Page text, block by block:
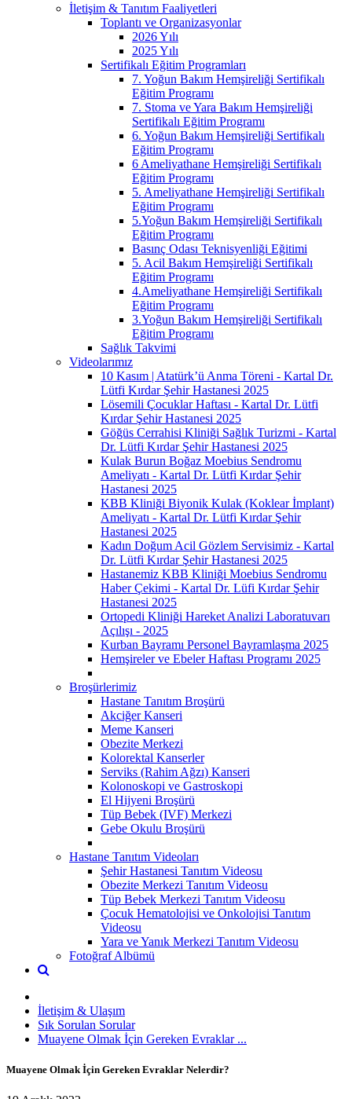
İletişim & Tanıtım Faaliyetleri
Toplantı ve Organizasyonlar
2026 Yılı
2025 Yılı
Sertifikalı Eğitim Programları
7. Yoğun Bakım Hemşireliği Sertifikalı
Eğitim Programı
7. Stoma ve Yara Bakım Hemşireliği
Sertifikalı Eğitim Programı
6. Yoğun Bakım Hemşireliği Sertifikalı
Eğitim Programı
6 Ameliyathane Hemşireliği Sertifikalı
Eğitim Programı
5. Ameliyathane Hemşireliği Sertifikalı
Eğitim Programı
5.Yoğun Bakım Hemşireliği Sertifikalı
Eğitim Programı
Basınç Odası Teknisyenliği Eğitimi
5. Acil Bakım Hemşireliği Sertifikalı
Eğitim Programı
4.Ameliyathane Hemşireliği Sertifikalı
Eğitim Programı
3.Yoğun Bakım Hemşireliği Sertifikalı
Eğitim Programı
Sağlık Takvimi
Videolarımız
10 Kasım | Atatürk’ü Anma Töreni - Kartal Dr.
Lütfi Kırdar Şehir Hastanesi 2025
Lösemili Çocuklar Haftası - Kartal Dr. Lütfi
Kırdar Şehir Hastanesi 2025
Göğüs Cerrahisi Kliniği Sağlık Turizmi - Kartal
Dr. Lütfi Kırdar Şehir Hastanesi 2025
Kulak Burun Boğaz Moebius Sendromu
Ameliyatı - Kartal Dr. Lütfi Kırdar Şehir
Hastanesi 2025
KBB Kliniği Biyonik Kulak (Koklear İmplant)
Ameliyatı - Kartal Dr. Lütfi Kırdar Şehir
Hastanesi 2025
Kadın Doğum Acil Gözlem Servisimiz - Kartal
Dr. Lütfi Kırdar Şehir Hastanesi 2025
Hastanemiz KBB Kliniği Moebius Sendromu
Haber Çekimi - Kartal Dr. Lüfi Kırdar Şehir
Hastanesi 2025
Ortopedi Kliniği Hareket Analizi Laboratuvarı
Açılışı - 2025
Kurban Bayramı Personel Bayramlaşma 2025
Hemşireler ve Ebeler Haftası Programı 2025
Broşürlerimiz
Hastane Tanıtım Broşürü
Akciğer Kanseri
Meme Kanseri
Obezite Merkezi
Kolorektal Kanserler
Serviks (Rahim Ağzı) Kanseri
Kolonoskopi ve Gastroskopi
El Hijyeni Broşürü
Tüp Bebek (IVF) Merkezi
Gebe Okulu Broşürü
Hastane Tanıtım Videoları
Şehir Hastanesi Tanıtım Videosu
Obezite Merkezi Tanıtım Videosu
Tüp Bebek Merkezi Tanıtım Videosu
Çocuk Hematolojisi ve Onkolojisi Tanıtım
Videosu
Yara ve Yanık Merkezi Tanıtım Videosu
Fotoğraf Albümü
İletişim & Ulaşım
Sık Sorulan Sorular
Muayene Olmak İçin Gereken Evraklar ...
Muayene Olmak İçin Gereken Evraklar Nelerdir?